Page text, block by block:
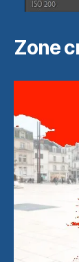
Zone